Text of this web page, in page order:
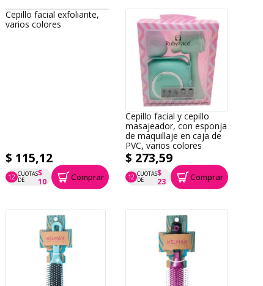
Cepillo facial exfoliante,
varios colores
$ 115,12
12 CUOTAS
DE
$
10
P.T.F. $ 115 Comprar
Cepillo facial y cepillo
masajeador, con esponja
de maquillaje en caja de
PVC, varios colores
$ 273,59
12 CUOTAS
DE
$
23
P.T.F. $ 274 Comprar